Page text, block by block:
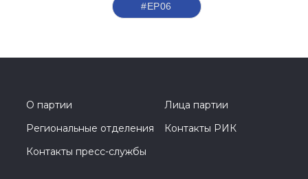
#ЕР06
О партии
Лица партии
Региональные отделения
Контакты РИК
Контакты пресс-службы